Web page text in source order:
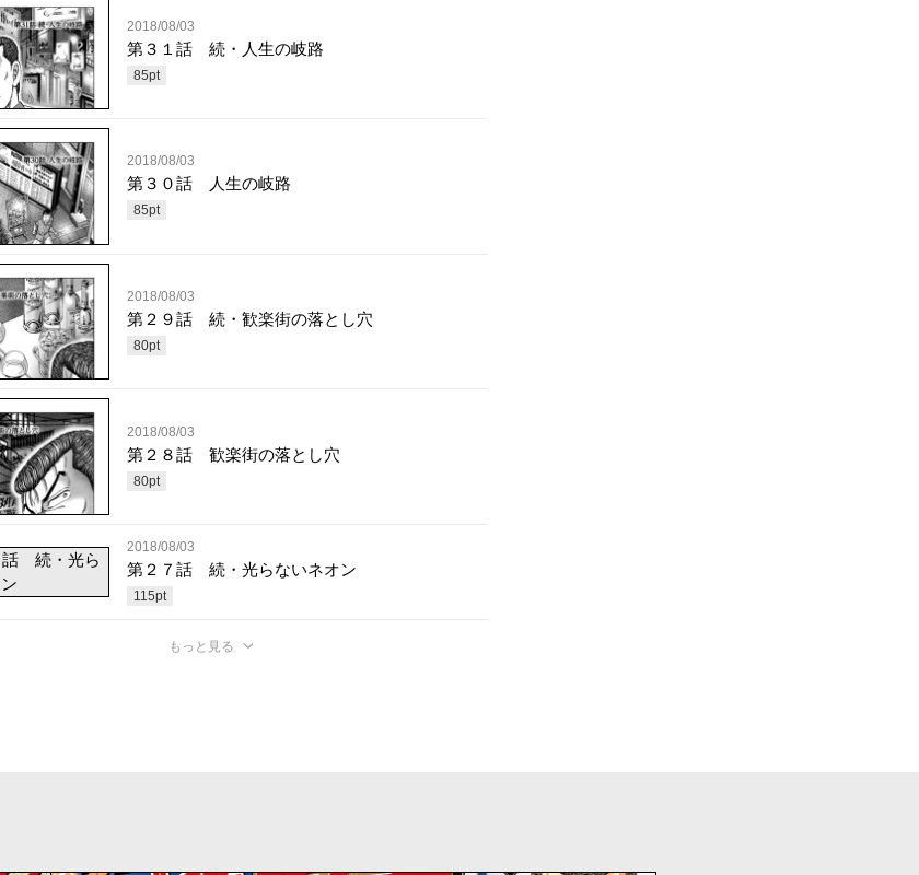
2018/08/03
第３１話 続・人生の岐路
85pt
2018/08/03
第３０話 人生の岐路
85pt
2018/08/03
第２９話 続・歓楽街の落とし穴
80pt
2018/08/03
第２８話 歓楽街の落とし穴
80pt
2018/08/03
第２７話 続・光らないネオン
115pt
もっと見る